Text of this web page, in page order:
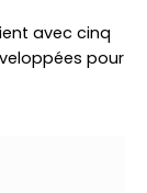
avec cinq
pour